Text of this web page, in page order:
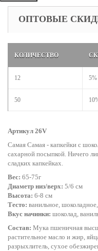
ОПТОВЫЕ
КОЛИЧЕСТВО
12 5%
50
Артикул 26V
Самая Самая - капкейки с
сахарной посыпкой. Ничего
сладких капкейках.
Вес: 65-75г
Диаметр низ/верх: 5/6 см
Высота: 6-8 см
Тесто: ванильное,
Вкус начинки: шоколад,
Состав: Мука пшеничная
растительное масло и жир,
разрыхлитель, сухое